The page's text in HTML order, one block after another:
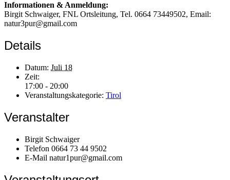
Informationen & Anmeldung:
Birgit Schwaiger, FNL Ortsleitung, Tel. 0664 73449502, Email:
natur3pur@gmail.com
Details
Datum: Juli 18
Zeit:
17:00 - 20:00
Veranstaltungskategorie: Tirol
Veranstalter
Birgit Schwaiger
Telefon 0664 73 44 9502
E-Mail natur1pur@gmail.com